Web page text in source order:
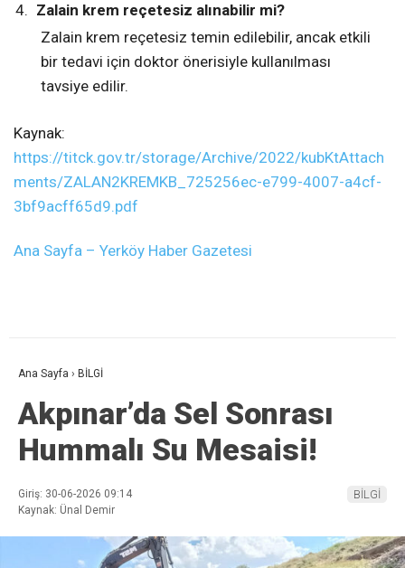
Zalain krem reçetesiz alınabilir mi?
Zalain krem reçetesiz temin edilebilir, ancak etkili
bir tedavi için doktor önerisiyle kullanılması
tavsiye edilir.
Kaynak:
https://titck.gov.tr/storage/Archive/2022/kubKtAttach
ments/ZALAN2KREMKB_725256ec-e799-4007-a4cf-
3bf9acff65d9.pdf
Ana Sayfa – Yerköy Haber Gazetesi
Ana Sayfa › BİLGİ
Akpınar’da Sel Sonrası
Hummalı Su Mesaisi!
Giriş: 30-06-2026 09:14
Kaynak: Ünal Demir
BİLGİ